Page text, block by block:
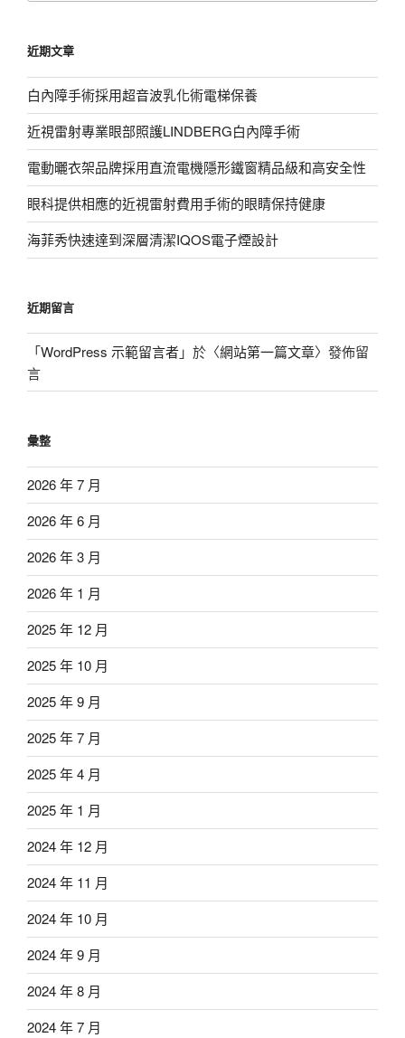
字:
近期文章
白內障手術採用超音波乳化術電梯保養
近視雷射專業眼部照護LINDBERG白內障手術
電動曬衣架品牌採用直流電機隱形鐵窗精品級和高安全性
眼科提供相應的近視雷射費用手術的眼睛保持健康
海菲秀快速達到深層清潔IQOS電子煙設計
近期留言
「WordPress 示範留言者」於〈網站第一篇文章〉發佈留
言
彙整
2026 年 7 月
2026 年 6 月
2026 年 3 月
2026 年 1 月
2025 年 12 月
2025 年 10 月
2025 年 9 月
2025 年 7 月
2025 年 4 月
2025 年 1 月
2024 年 12 月
2024 年 11 月
2024 年 10 月
2024 年 9 月
2024 年 8 月
2024 年 7 月